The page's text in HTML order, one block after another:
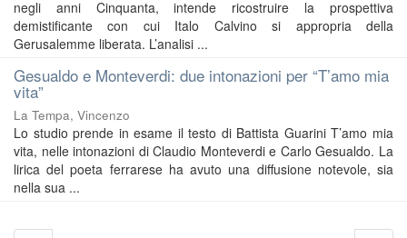
negli anni Cinquanta, intende ricostruire la prospettiva
demistificante con cui Italo Calvino si appropria della
Gerusalemme liberata. L’analisi ...
Gesualdo e Monteverdi: due intonazioni per “T’amo mia
vita”
La Tempa, Vincenzo
Lo studio prende in esame il testo di Battista Guarini T’amo mia
vita, nelle intonazioni di Claudio Monteverdi e Carlo Gesualdo. La
lirica del poeta ferrarese ha avuto una diffusione notevole, sia
nella sua ...